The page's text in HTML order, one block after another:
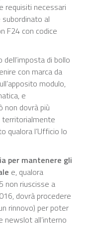
requisiti necessari
al
F24 con codice
dell’imposta di bollo
con marca da
modulo,
e
non dovrà più
territorialmente
qualora l’Ufficio lo
per mantenere gli
e, qualora
non riuscisse a
dovrà procedere
rinnovo) per poter
all’interno